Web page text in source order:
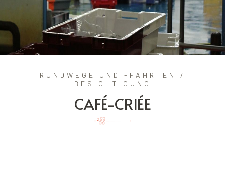
RUNDWEGE UND -FAHRTEN /
BESICHTIGUNG
CAFÉ-CRIÉE